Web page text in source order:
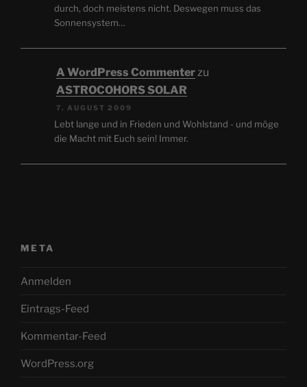
durch, doch meistens nicht. Deswegen muss das
Sonnensystem…
A WordPress Commenterzu
ASTROCOHORS SOLAR
7. AUGUST 2009
Lebt lange und in Frieden und Wohlstand - und möge
die Macht mit Euch sein! Immer.
META
Anmelden
Eintrags-Feed
Kommentar-Feed
WordPress.org